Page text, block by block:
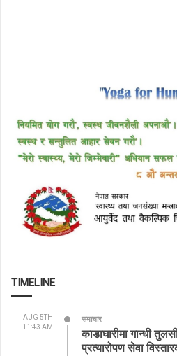
TIMELINE
AUG 5TH
11:43 AM
समाचार
काडाघारीमा गान्धी
प्रत्यारोपण सेवा